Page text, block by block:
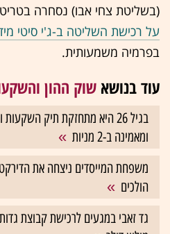
(בשליטת צחי אבו) נסחרה
על רכישת השליטה ב-ג'י סיטי
בפרמיה משמעותית.
עוד בנושא שוק ההון
בגיל 26 היא מתחזקת תיק
ומאמינה ב-2 מניות
משפחת המייסדים ניצחה את
הולכים